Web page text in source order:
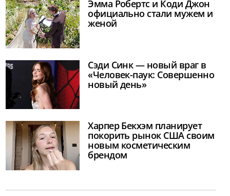
Эмма Робертс и Коди Джон
официально стали мужем и
женой
Сэди Синк — новый враг в
«Человек-паук: Совершенно
новый день»
Харпер Бекхэм планирует
покорить рынок США своим
новым косметическим
брендом